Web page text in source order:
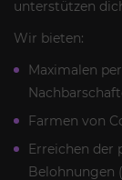
unterstützen
Wir bieten:
Maximalen
Farmen von
Erreichen der
Belohnungen